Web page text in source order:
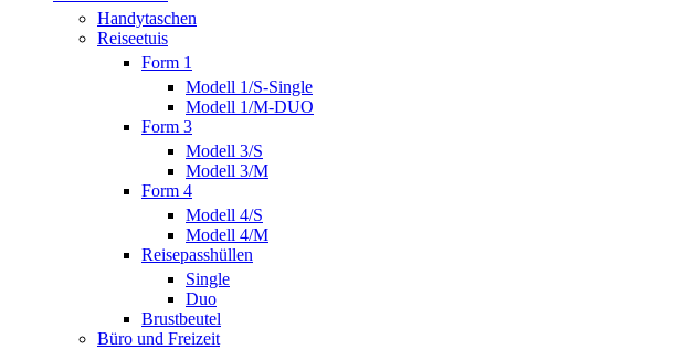
Handytaschen
Reiseetuis
Form 1
Modell 1/S-Single
Modell 1/M-DUO
Form 3
Modell 3/S
Modell 3/M
Form 4
Modell 4/S
Modell 4/M
Reisepasshüllen
Single
Duo
Brustbeutel
Büro und Freizeit